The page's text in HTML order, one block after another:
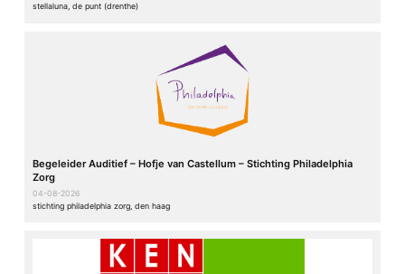
stellaluna, de punt (drenthe)
Begeleider Auditief – Hofje van Castellum – Stichting Philadelphia
Zorg
04-08-2026
stichting philadelphia zorg, den haag